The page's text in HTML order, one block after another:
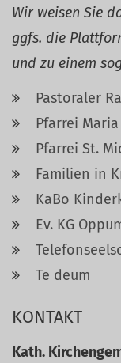
Wir weisen Sie
ggfs. die
und zu einem
Pastoraler
Pfarrei
Pfarrei St.
Familien in
KaBo
Ev. KG
Te deum
KONTAKT
Kath.